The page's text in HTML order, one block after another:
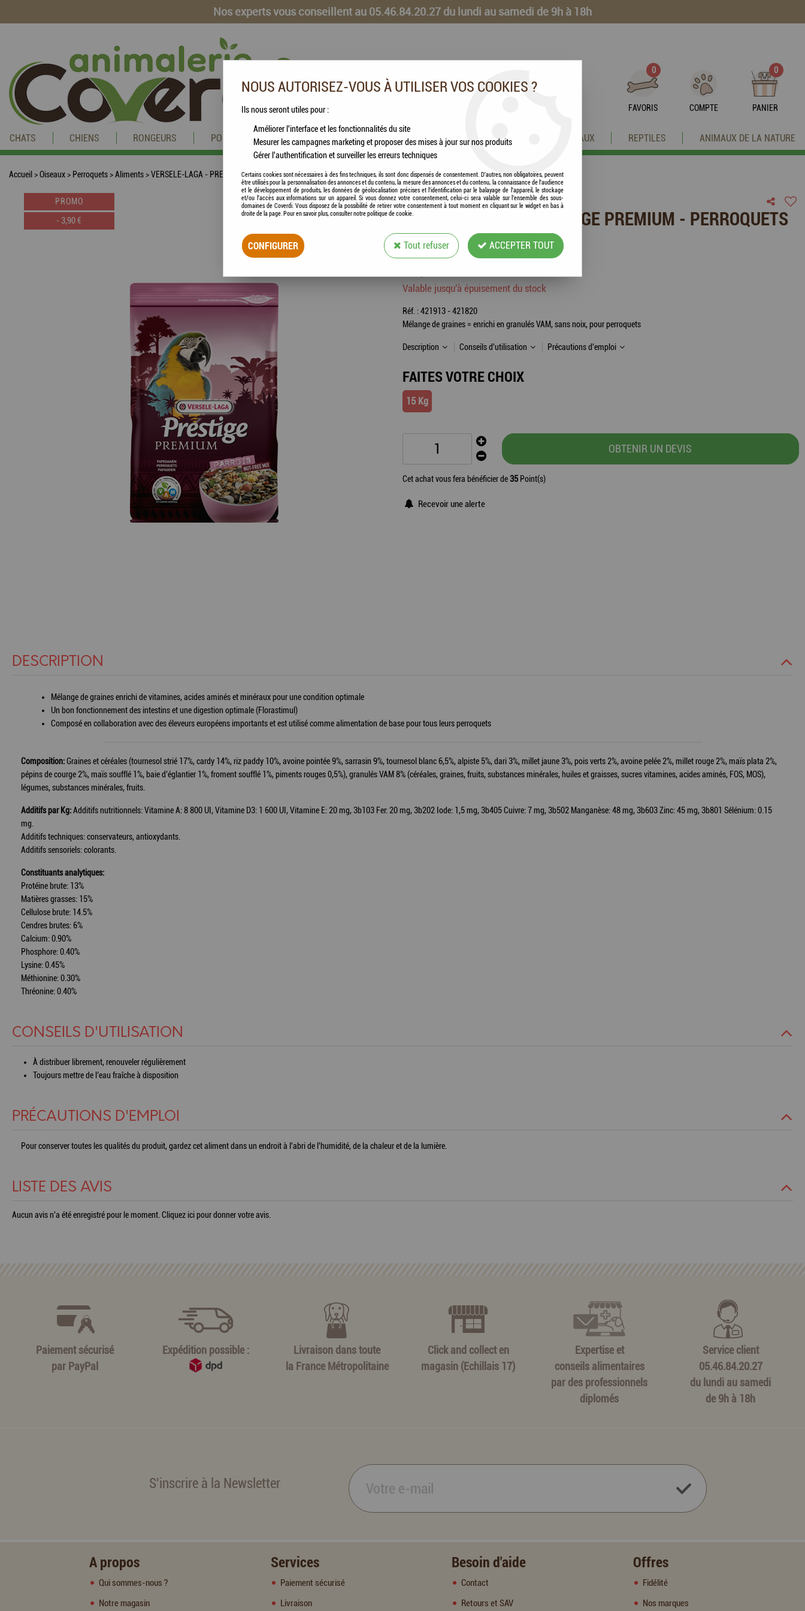
Nos experts vous conseillent au 05.46.84.20.27 du lundi au samedi de 9h à 18h
0
FAVORIS COMPTE
0
PANIER
CHATS CHIENS RONGEURS POISSONS CHEVAUX VOLAILLES ANIMAUX DE LA FERME OISEAUX REPTILES ANIMAUX DE LA NATURE
Accueil >Oiseaux> Perroquets>Aliments>VERSELE-LAGA - PRESTIGE PREMIUM - Perroquets
PROMO
- 3,90 € VERSELE-LAGA - PRESTIGE PREMIUM - PERROQUETS
Soyez le premier à donner votre avis !
Valable jusqu'à épuisement du stock
Réf. :421913 - 421820
Mélange de graines = enrichi en granulés VAM, sans noix, pour perroquets
Description Conseils d'utilisation Précautions d'emploi
FAITES VOTRE CHOIX
15 Kg
OBTENIR UN DEVIS
Cet achat vous fera bénéficier de35 Point(s)
Recevoir une alerte
DESCRIPTION
Mélange de graines enrichi de vitamines, acides aminés et minéraux pour une condition optimale
Un bon fonctionnement des intestins et une digestion optimale (Florastimul)
Composé en collaboration avec des éleveurs européens importants et est utilisé comme alimentation de base pour tous leurs perroquets
Composition:Graines et céréales (tournesol strié 17%, cardy 14%, riz paddy 10%, avoine pointée 9%, sarrasin 9%, tournesol blanc 6,5%, alpiste 5%, dari 3%, millet jaune 3%, pois verts 2%, avoine pelée 2%, millet rouge 2%, maïs plata 2%,
pépins de courge 2%, maïs soufflé 1%, baie d’églantier 1%, froment soufflé 1%, piments rouges 0,5%), granulés VAM 8% (céréales, graines, fruits, substances minérales, huiles et graisses, sucres vitamines, acides aminés, FOS, MOS),
légumes, substances minérales, fruits.
Additifs par Kg:Additifs nutritionnels: Vitamine A: 8 800 UI, Vitamine D3: 1 600 UI, Vitamine E: 20 mg, 3b103 Fer: 20 mg, 3b202 Iode: 1,5 mg, 3b405 Cuivre: 7 mg, 3b502 Manganèse: 48 mg, 3b603 Zinc: 45 mg, 3b801 Sélénium: 0.15
mg.
Additifs techniques: conservateurs, antioxydants.
Additifs sensoriels: colorants.
Constituants analytiques:
Protéine brute: 13%
Matières grasses: 15%
Cellulose brute: 14.5%
Cendres brutes: 6%
Calcium: 0.90%
Phosphore: 0.40%
Lysine: 0.45%
Méthionine: 0.30%
Thréonine: 0.40%
CONSEILS D'UTILISATION
À distribuer librement, renouveler régulièrement
Toujours mettre de l’eau fraîche à disposition
PRÉCAUTIONS D'EMPLOI
Pour conserver toutes les qualités du produit, gardez cet aliment dans un endroit à l'abri de l'humidité, de la chaleur et de la lumière.
LISTE DES AVIS
Aucun avis n'a été enregistré pour le moment. Cliquez ici pour donner votre avis.
Paiement sécurisé
par PayPal
Expédition possible :
Livraison dans toute
la France Métropolitaine
Click and collect en
magasin (Echillais 17)
Expertise et
conseils alimentaires
par des professionnels
diplomés
Service client
05.46.84.20.27
du lundi au samedi
de 9h à 18h
S'inscrire à la Newsletter
A propos
Qui sommes-nous ?
Notre magasin
Services
Paiement sécurisé
Livraison
Besoin d'aide
Contact
Retours et SAV
Offres
Fidélité
Nos marques
NOUS AUTORISEZ-VOUS À UTILISER VOS COOKIES ?
Ils nous seront utiles pour :
Améliorer l'interface et les fonctionnalités du site
Mesurer les campagnes marketing et proposer des mises à jour sur nos produits
Gérer l'authentification et surveiller les erreurs techniques
Certains cookies sont nécessaires à des fins techniques, ils sont donc dispensés de consentement. D'autres, non obligatoires, peuvent
être utilisés pour la personnalisation des annonces et du contenu, la mesure des annonces et du contenu, la connaissance de l'audience
et le développement de produits, les données de géolocalisation précises et l'identification par le balayage de l'appareil, le stockage
et/ou l'accès aux informations sur un appareil. Si vous donnez votre consentement, celui-ci sera valable sur l’ensemble des sous-
domaines de Coverdi. Vous disposez de la possibilité de retirer votre consentement à tout moment en cliquant sur le widget en bas à
droite de la page. Pour en savoir plus, consulter notre politique de cookie.
CONFIGURER Tout refuser ACCEPTER TOUT